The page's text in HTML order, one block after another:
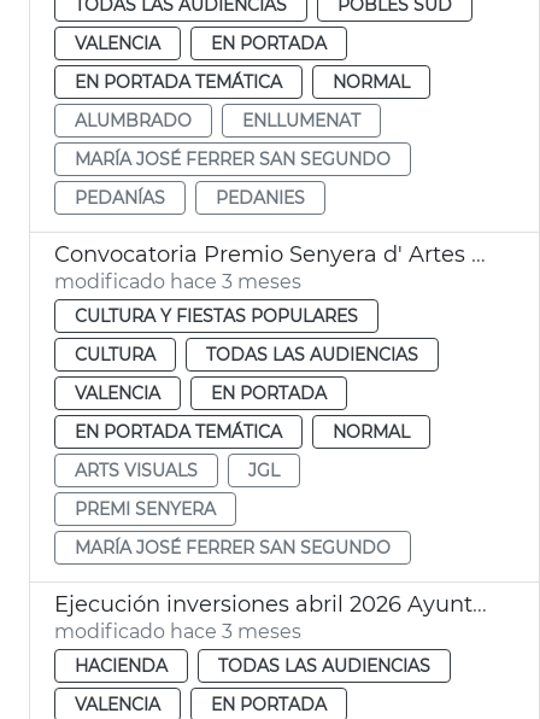
VALENCIA
EN PORTADA
EN PORTADA TEMÁTICA
NORMAL
ALUMBRADO
ENLLUMENAT
MARÍA JOSÉ FERRER SAN SEGUNDO
PEDANÍAS
PEDANIES
Convocatoria Premio Senyera d' Artes Visuals València
modificado hace 3 meses
CULTURA Y FIESTAS POPULARES
CULTURA
TODAS LAS AUDIENCIAS
VALENCIA
EN PORTADA
EN PORTADA TEMÁTICA
NORMAL
ARTS VISUALS
JGL
PREMI SENYERA
MARÍA JOSÉ FERRER SAN SEGUNDO
Ejecución inversiones abril 2026 Ayuntamiento València
modificado hace 3 meses
HACIENDA
TODAS LAS AUDIENCIAS
VALENCIA
EN PORTADA